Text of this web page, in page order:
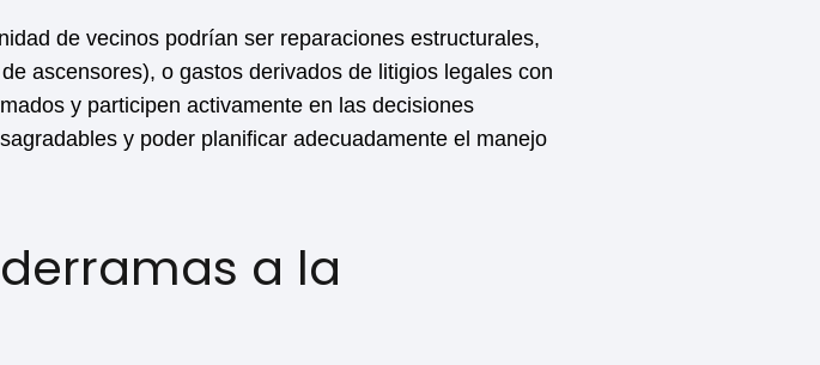
de vecinos podrían ser reparaciones estructurales,
ascensores), o gastos derivados de litigios legales con
y participen activamente en las decisiones
y poder planificar adecuadamente el manejo
a la